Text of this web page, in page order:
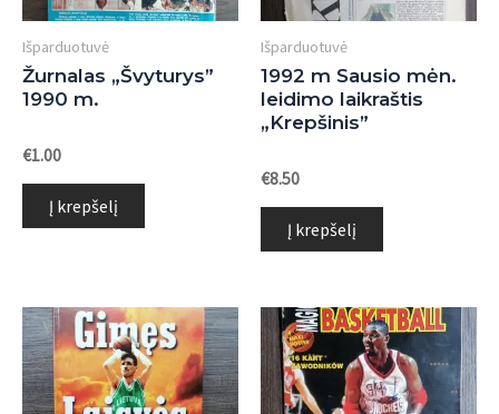
Išparduotuvė
Žurnalas „Švyturys”
1990 m.
Įvertinimas:
iš
€1.00
Į krepšelį
Išparduotuvė
1992 m Sausio mėn.
leidimo laikraštis
„Krepšinis”
Įvertinimas:
iš
€8.50
Į krepšelį